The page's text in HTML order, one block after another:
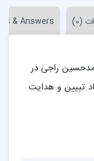
(0)
& Answers
راجی در
تبیین و هدایت